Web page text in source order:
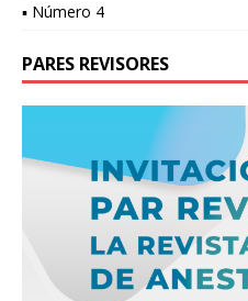
▪ Número 4
PARES REVISORES